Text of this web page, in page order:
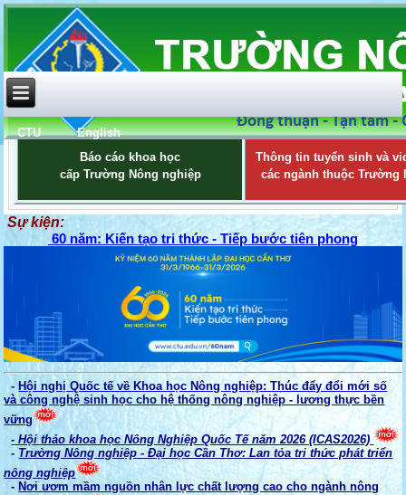
CTU
English
Báo cáo khoa học
cấp Trường Nông nghiệp
Thông tin tuyển sinh và
các ngành thuộc Trường
Sự kiện:
60 năm: Kiến tạo tri thức - Tiếp bước tiên phong
- Hội nghị Quốc tế về Khoa học Nông nghiệp: Thúc đẩy đổi mới số
và công nghệ sinh học cho hệ thống nông nghiệp - lương thực bền
vững
- Hội thảo khoa học Nông Nghiệp Quốc Tế năm 2026 (ICAS2026)
- Trường Nông nghiệp - Đại học Cần Thơ: Lan tỏa tri thức phát triển
nông nghiệp
- Nơi ươm mầm nguồn nhân lực chất lượng cao cho ngành nông